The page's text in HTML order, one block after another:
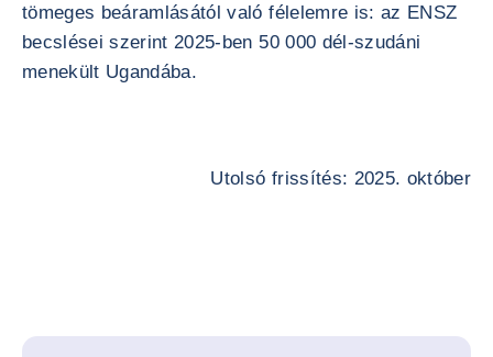
tömeges beáramlásától való félelemre is: az ENSZ
becslései szerint 2025-ben 50 000 dél-szudáni
menekült Ugandába.
Utolsó frissítés: 2025. október